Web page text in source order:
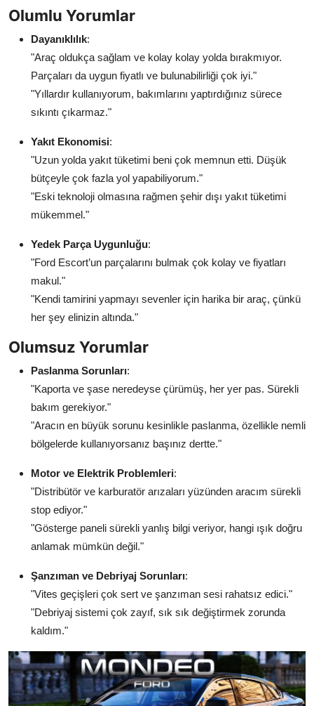
Olumlu Yorumlar
Dayanıklılık:
"Araç oldukça sağlam ve kolay kolay yolda bırakmıyor.
Parçaları da uygun fiyatlı ve bulunabilirliği çok iyi."
"Yıllardır kullanıyorum, bakımlarını yaptırdığınız sürece
sıkıntı çıkarmaz."
Yakıt Ekonomisi:
"Uzun yolda yakıt tüketimi beni çok memnun etti. Düşük
bütçeyle çok fazla yol yapabiliyorum."
"Eski teknoloji olmasına rağmen şehir dışı yakıt tüketimi
mükemmel."
Yedek Parça Uygunluğu:
"Ford Escort’un parçalarını bulmak çok kolay ve fiyatları
makul."
"Kendi tamirini yapmayı sevenler için harika bir araç, çünkü
her şey elinizin altında."
Olumsuz Yorumlar
Paslanma Sorunları:
"Kaporta ve şase neredeyse çürümüş, her yer pas. Sürekli
bakım gerekiyor."
"Aracın en büyük sorunu kesinlikle paslanma, özellikle nemli
bölgelerde kullanıyorsanız başınız dertte."
Motor ve Elektrik Problemleri:
"Distribütör ve karburatör arızaları yüzünden aracım sürekli
stop ediyor."
"Gösterge paneli sürekli yanlış bilgi veriyor, hangi ışık doğru
anlamak mümkün değil."
Şanzıman ve Debriyaj Sorunları:
"Vites geçişleri çok sert ve şanzıman sesi rahatsız edici."
"Debriyaj sistemi çok zayıf, sık sık değiştirmek zorunda
kaldım."